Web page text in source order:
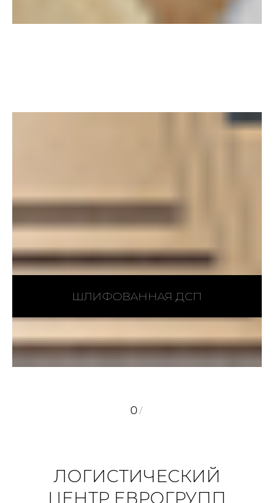
ШЛИФОВАННАЯ ДСП
0 /
ЛОГИСТИЧЕСКИЙ
ЦЕНТР ЕВРОГРУПП